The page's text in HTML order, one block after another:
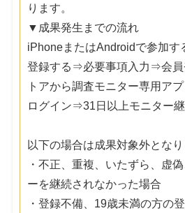
ります。
▼成果発生までの流れ
iPhoneまたはAndroidで参加
登録する⇒必要事項入力⇒会
トアから調査モニター専用ア
ログイン⇒31日以上モニター継
以下の場合は成果対象外となり
・不正、重複、いたずら、虚
ーを継続されなかった場合
・登録不備、19歳未満の方の